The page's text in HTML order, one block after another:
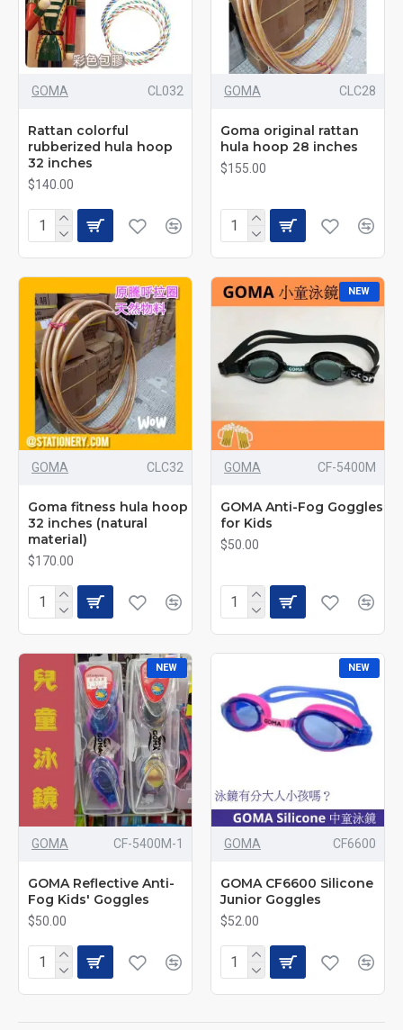
GOMA CL032
Rattan colorful
rubberized hula hoop
32 inches
$140.00
GOMA CLC28
Goma original rattan
hula hoop 28 inches
$155.00
GOMA CLC32
Goma fitness hula hoop
32 inches (natural
material)
$170.00
NEW
GOMA CF-5400M
GOMA Anti-Fog Goggles
for Kids
$50.00
NEW
GOMA CF-5400M-1
GOMA Reflective Anti-
Fog Kids' Goggles
$50.00
NEW
GOMA CF6600
GOMA CF6600 Silicone
Junior Goggles
$52.00